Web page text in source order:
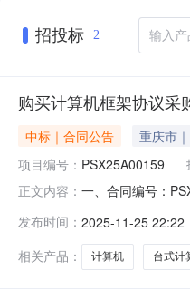
招投标 2
购买计算机框架协议采
中标｜合同公告 重庆市
项目编号： PSX25A00159
正文内容： 一、合同编号：
设备有限公司地址
发布时间： 2025-11-25 22:22
相关产品：
计算机 台式计